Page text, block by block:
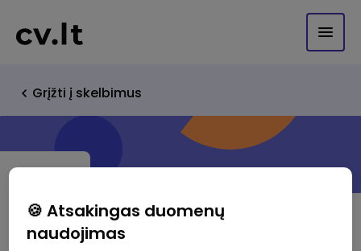
Grįžti į skelbimus
🍪 Atsakingas duomenų
naudojimas